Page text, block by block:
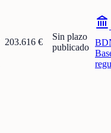
203.616 €
Sin plazo
publicado